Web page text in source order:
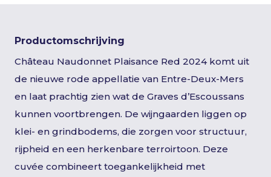
Productomschrijving
Château Naudonnet Plaisance Red 2024 komt uit
de nieuwe rode appellatie van Entre-Deux-Mers
en laat prachtig zien wat de Graves d’Escoussans
kunnen voortbrengen. De wijngaarden liggen op
klei- en grindbodems, die zorgen voor structuur,
rijpheid en een herkenbare terroirtoon. Deze
cuvée combineert toegankelijkheid met